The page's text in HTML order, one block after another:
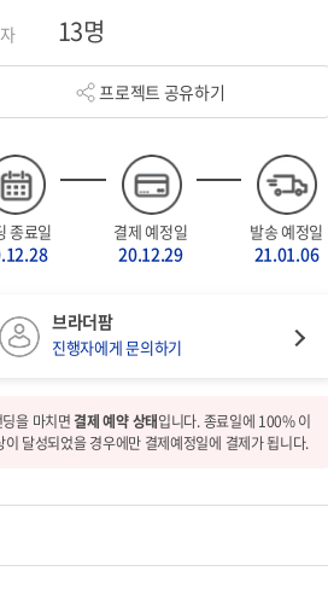
13명
프로젝트 공유하기
종료일 결제 예정일
20.12.29
발송 예정일
21.01.06
브라더팜
진행자에게 문의하기
딩을 마치면결제 예약 상태입니다. 종료일에 100% 이
이 달성되었을 경우에만 결제예정일에 결제가 됩니다.